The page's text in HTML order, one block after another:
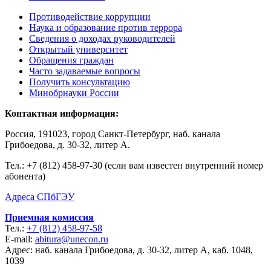
Противодействие коррупции
Наука и образование против террора
Сведения о доходах руководителей
Открытый университет
Обращения граждан
Часто задаваемые вопросы
Получить консультацию
Минобрнауки России
Контактная информация:
Россия, 191023, город Санкт-Петербург, наб. канала
Грибоедова, д. 30-32, литер А.
Тел.: +7 (812) 458-97-30 (если вам известен внутренний номер
абонента)
Адреса СПбГЭУ
Приемная комиссия
Тел.: +7 (812) 458-97-58
E-mail: abitura@unecon.ru
Адрес: наб. канала Грибоедова, д. 30-32, литер А, каб. 1048,
1039